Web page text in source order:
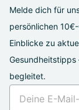
Melde dich für
persönlichen
Einblicke zu
Gesundheitstipps
begleitet.